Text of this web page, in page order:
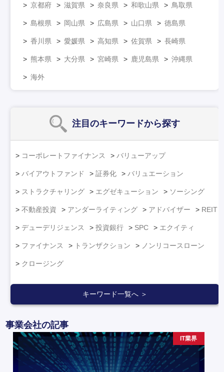
京都府 滋賀県 奈良県 和歌山県 鳥取県
島根県 岡山県 広島県 山口県 徳島県
香川県 愛媛県 高知県 佐賀県 長崎県
熊本県 大分県 宮崎県 鹿児島県 沖縄県
海外
注目のキーワードから探す
コーポレートファイナンス バリューアップ
バイアウトファンド 証券化 バリュエーション
ストラクチャリング エグゼキューション ソーシング
不動産投資 アンダーライティング アドバイザー REIT
デューデリジェンス 投資銀行 SPC エクイティ
ファイナンス トランザクション ノンリコースローン
クロージング
キーワード一覧へ ＞
事業会社の記事
IT業界